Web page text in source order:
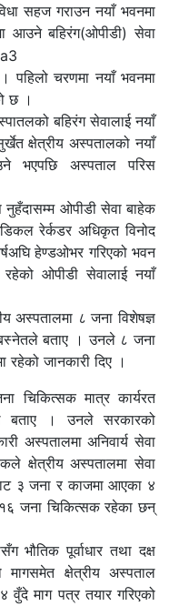
सहज गराउन नयाँ भवनमा
आउने बहिरंग(ओपीडी) सेवा
पहिलो चरणमा नयाँ भवनमा
छ ।
बहिरंग सेवालाई नयाँ
क्षेत्रीय अस्पतालको नयाँ
भएपछि अस्पताल परिस
ओपीडी सेवा बाहेक
रेर्कडर अधिकृत विनोद
हेण्डओभर गरिएको भवन
ओपीडी सेवालाई नयाँ
अस्पतालमा ८ जना विशेषज्ञ
बताए । उनले ८ जना
रहेको जानकारी दिए ।
चिकित्सक मात्र कार्यरत
बताए । उनले सरकारको
अस्पतालमा अनिवार्य सेवा
क्षेत्रीय अस्पतालमा सेवा
३ जना र काजमा आएका ४
जना चिकित्सक रहेका छन्
भौतिक पूर्वाधार तथा दक्ष
मागसमेत क्षेत्रीय अस्पताल
माग पत्र तयार गरिएको